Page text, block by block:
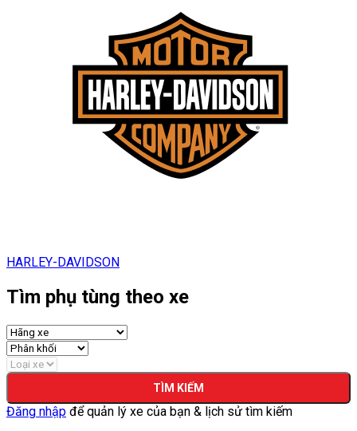
HARLEY-DAVIDSON
Tìm phụ tùng theo xe
TÌM KIẾM
Đăng nhập để quản lý xe của bạn & lịch sử tìm kiếm